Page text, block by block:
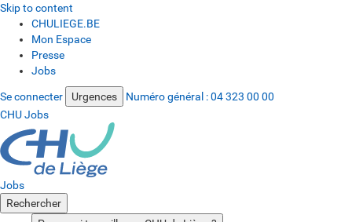
Skip to content
CHULIEGE.BE
Mon Espace
Presse
Jobs
Se connecter Urgences Numéro général :04 323 00 00
CHU Jobs
Jobs
Rechercher